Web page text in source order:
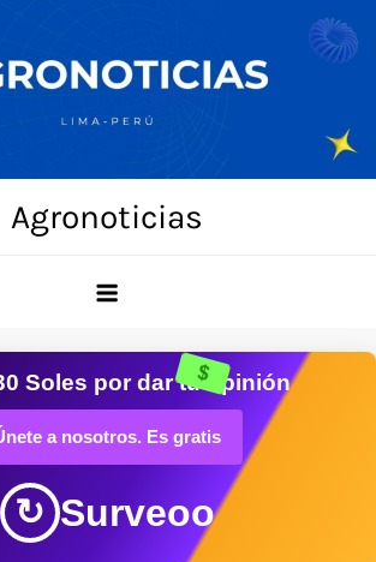
Agronoticias
$
Soles por dar tu opinión
a nosotros. Es gratis
↻ Surveoo